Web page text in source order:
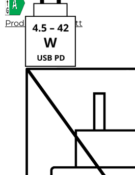
Produktdatenblatt